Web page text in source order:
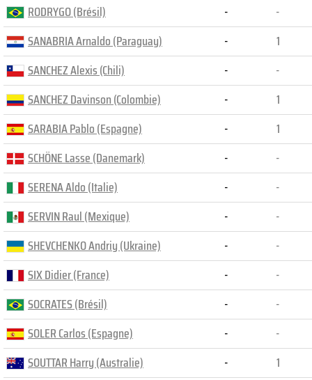
RODRYGO (Brésil)
SANABRIA Arnaldo (Paraguay)
SANCHEZ Alexis (Chili)
SANCHEZ Davinson (Colombie)
SARABIA Pablo (Espagne)
SCHÖNE Lasse (Danemark)
SERENA Aldo (Italie)
SERVIN Raul (Mexique)
SHEVCHENKO Andriy (Ukraine)
SIX Didier (France)
SOCRATES (Brésil)
SOLER Carlos (Espagne)
SOUTTAR Harry (Australie)
-
-
-
1
-
-
-
1
-
1
-
-
-
-
-
-
-
-
-
-
-
-
-
-
-
1